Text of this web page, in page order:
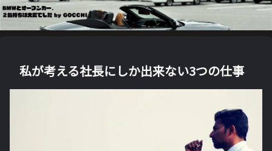
私が考える社長にしか出来ない3つの仕事